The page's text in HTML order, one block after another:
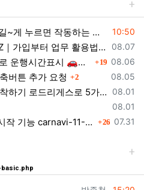
등록일
10:50
동하는 자동차 숨겨진 꿀기능
등록일
08.07
클로드(Claude) 사용법 A to Z｜가입부터 업무 활용법 VSCODE 연결 까지
등록일
08.06
8/7) on/off 구성 uptime표시로 운행시간표시 🚗최근목적지 바로가기 및 ⛔이전화면이동과 260807 댓글
19
등록일
08.05
버튼 추가 요청 댓글
2
등록일
08.01
도착거리 단축에 절반이동 도착하기 로드리게스로 5가지를 한 번에 배우세요
등록일
08.01
등록일
07.31
8/02)기본 하단 드래그 상태 시작 기능 carnavi-11-6-0-3944_cargps_260802.apk 댓글
26